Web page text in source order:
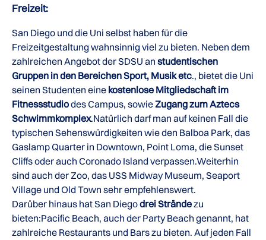
Freizeit:
San Diego und die Uni selbst haben für die
Freizeitgestaltung wahnsinnig viel zu bieten. Neben dem
zahlreichen Angebot der SDSU an studentischen
Gruppen in den Bereichen Sport, Musik etc., bietet die Uni
seinen Studenten eine kostenlose Mitgliedschaft im
Fitnessstudiodes Campus, sowieZugang zum Aztecs
Schwimmkomplex.Natürlich darf man auf keinen Fall die
typischen Sehenswürdigkeiten wie den Balboa Park, das
Gaslamp Quarter in Downtown, Point Loma, die Sunset
Cliffs oder auch Coronado Island verpassen.Weiterhin
sind auch der Zoo, das USS Midway Museum, Seaport
Village und Old Town sehr empfehlenswert.
Darüber hinaus hat San Diegodrei Strändezu
bieten:Pacific Beach, auch der Party Beach genannt, hat
zahlreiche Restaurants und Bars zu bieten. Auf jeden Fall